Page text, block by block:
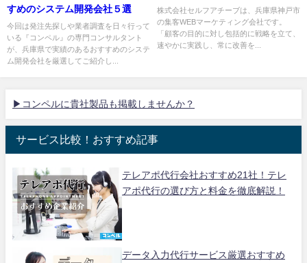
すめのシステム開発会社５選
今回は発注先探しや業者調査を日々行って
いる『コンペル』の専門コンサルタント
が、兵庫県で実績のあるおすすめのシステ
ム開発会社を厳選してご紹介し...
株式会社セルフアチーブは、兵庫県神戸市
の集客WEBマーケティング会社です。
「顧客の目的に対し包括的に戦略を立て、
速やかに実践し、常に改善を...
▶コンペルに貴社製品も掲載しませんか？
サービス比較！おすすめ記事
テレアポ代行会社おすすめ21社！テレ
アポ代行の選び方と料金を徹底解説！
データ入力代行サービス厳選おすすめ